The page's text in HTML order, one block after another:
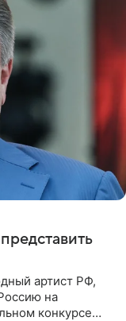
артист РФ,
на
конкурсе